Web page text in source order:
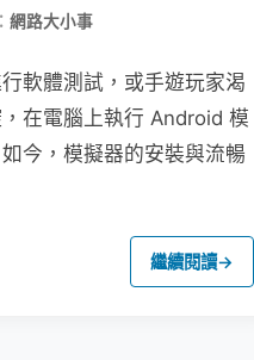
網路大小事
軟體測試，或手遊玩家渴
在電腦上執行 Android 模
今，模擬器的安裝與流暢
繼續閱讀→